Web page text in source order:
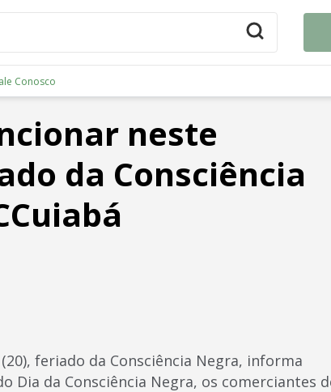
Conosco
neste
da Consciência
feriado da Consciência Negra, informa
Dia da Consciência Negra, os comerciantes